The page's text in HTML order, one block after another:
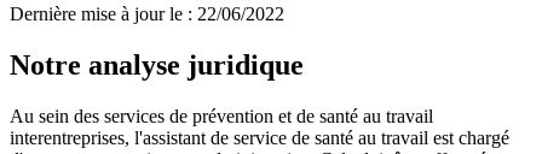
Dernière mise à jour le : 22/06/2022
Notre analyse juridique
Au sein des services de prévention et de santé au travail
interentreprises, l'assistant de service de santé au travail est chargé